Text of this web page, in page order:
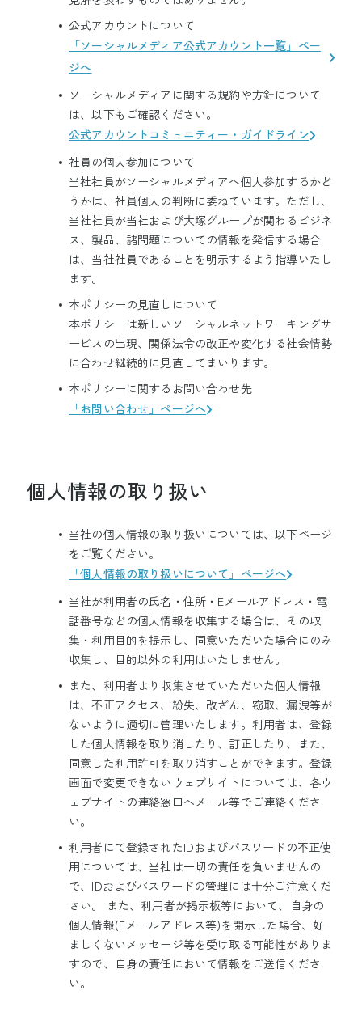
公式アカウントについて
「ソーシャルメディア公式アカウント一覧」ペー
ジへ
ソーシャルメディアに関する規約や方針について
は、以下もご確認ください。
公式アカウントコミュニティー・ガイドライン
社員の個人参加について
当社社員がソーシャルメディアへ個人参加するかど
うかは、社員個人の判断に委ねています。ただし、
当社社員が当社および大塚グループが関わるビジネ
ス、製品、諸問題についての情報を発信する場合
は、当社社員であることを明示するよう指導いたし
ます。
本ポリシーの見直しについて
本ポリシーは新しいソーシャルネットワーキングサ
ービスの出現、関係法令の改正や変化する社会情勢
に合わせ継続的に見直してまいります。
本ポリシーに関するお問い合わせ先
「お問い合わせ」ページへ
個人情報の取り扱い
当社の個人情報の取り扱いについては、以下ページ
をご覧ください。
「個人情報の取り扱いについて」ページへ
当社が利用者の氏名・住所・Eメールアドレス・電
話番号などの個人情報を収集する場合は、その収
集・利用目的を提示し、同意いただいた場合にのみ
収集し、目的以外の利用はいたしません。
また、利用者より収集させていただいた個人情報
は、不正アクセス、紛失、改ざん、窃取、漏洩等が
ないように適切に管理いたします。利用者は、登録
した個人情報を取り消したり、訂正したり、また、
同意した利用許可を取り消すことができます。登録
画面で変更できないウェブサイトについては、各ウ
ェブサイトの連絡窓口へメール等でご連絡くださ
い。
利用者にて登録されたIDおよびパスワードの不正使
用については、当社は一切の責任を負いませんの
で、IDおよびパスワードの管理には十分ご注意くだ
さい。 また、利用者が掲示板等において、自身の
個人情報(Eメールアドレス等)を開示した場合、好
ましくないメッセージ等を受け取る可能性がありま
すので、自身の責任において情報をご送信くださ
い。